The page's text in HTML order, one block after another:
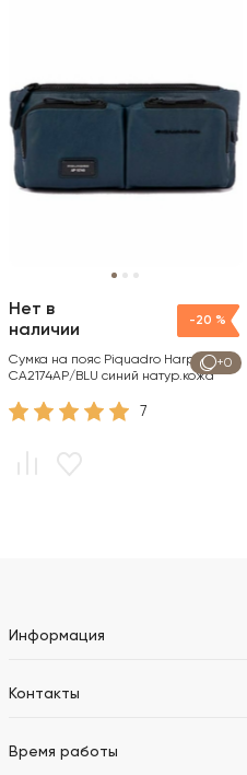
-20 %
+0
Нет в
наличии
Сумка на пояс Piquadro Harper
CA2174AP/BLU синий натур.кожа
7
Информация
Контакты
Время работы